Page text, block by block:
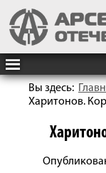
Вы здесь:
Харитонов.